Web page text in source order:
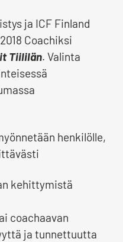
ja ICF Finland
Coachiksi
Tiililän. Valinta
henkilölle,
kehittymistä
coachaavan
ja tunnettuutta